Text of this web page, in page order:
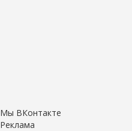
Мы ВКонтакте
Реклама